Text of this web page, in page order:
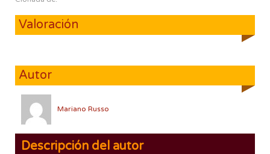
Valoración
Autor
Mariano Russo
Descripción del autor